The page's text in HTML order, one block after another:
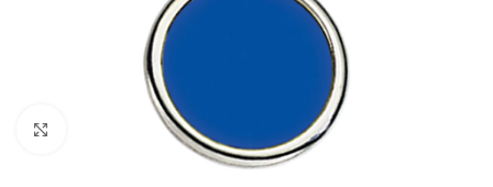
Click to enlarge